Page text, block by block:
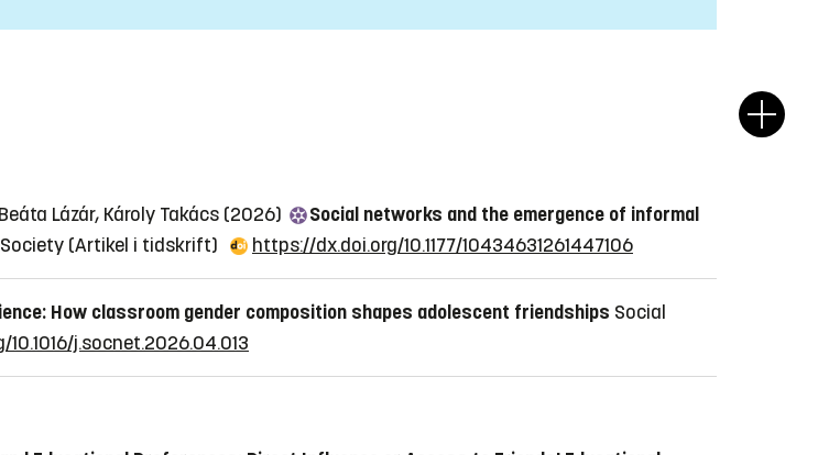
Lázár, Károly Takács (2026)
Social networks and the emergence of informal
(Artikel i tidskrift) https://dx.doi.org/10.1177/10434631261447106
How classroom gender composition shapes adolescent friendships Social
j.socnet.2026.04.013